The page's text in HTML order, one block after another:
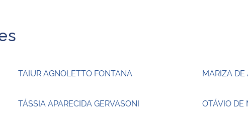
TAIUR AGNOLETTO FONTANA MARIZA
TÁSSIA APARECIDA GERVASONI OTÁVIO DE